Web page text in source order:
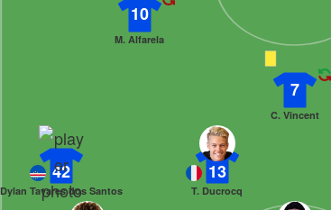
42
Dylan Tavares dos Santos
13
T. Ducrocq
7
C. Vincent
10
M. Alfarela